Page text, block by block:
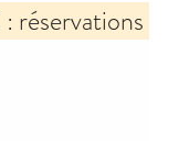
réservations